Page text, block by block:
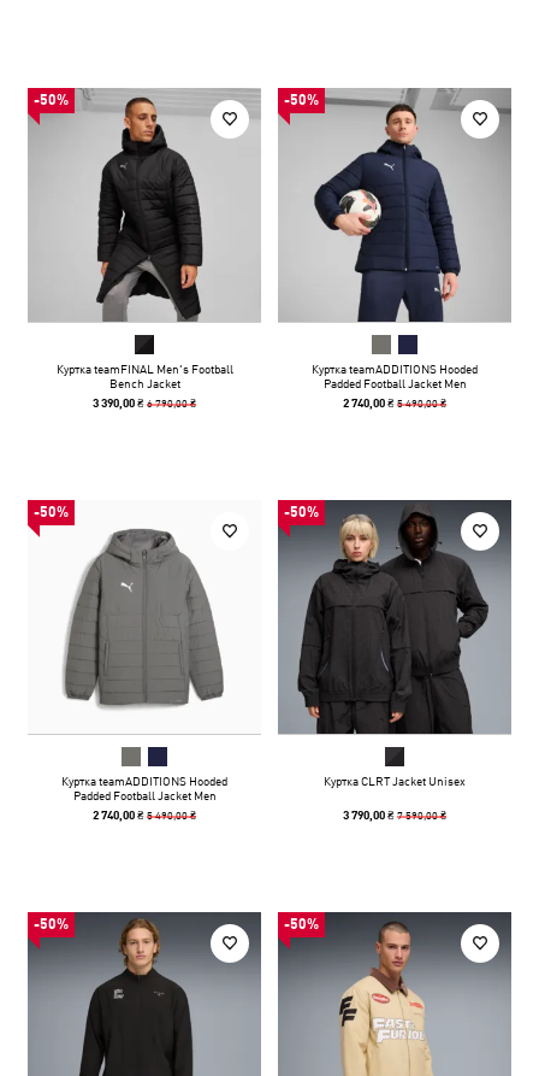
-50%
Куртка teamFINAL Men's Football
Bench Jacket
3 390,00 ₴6 790,00 ₴
-50%
Куртка teamADDITIONS Hooded
Padded Football Jacket Men
2 740,00 ₴5 490,00 ₴
-50%
Куртка teamADDITIONS Hooded
Padded Football Jacket Men
2 740,00 ₴5 490,00 ₴
-50%
Куртка CLRT Jacket Unisex
3 790,00 ₴7 590,00 ₴
-50% -50%